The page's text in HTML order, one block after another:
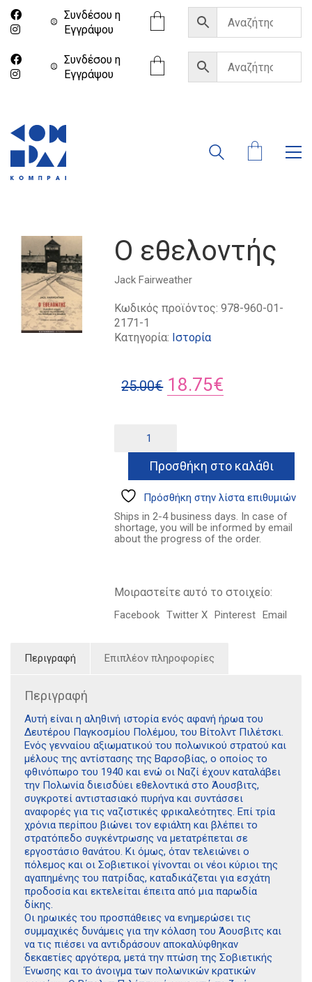
Συνδέσου η
Eγγράψου
Συνδέσου η
Eγγράψου
Ο εθελοντής
Jack Fairweather
Κωδικός προϊόντος:978-960-01-
2171-1
Κατηγορία: Ιστορία
25.00€ Original
25.00€.
18.75€
είναι:
18.75€.
εθελοντής
ποσότητα
Προσθήκη στο καλάθι
Πρόσθήκη στην λίστα επιθυμιών
Ships in 2-4 business days. In case of
shortage, you will be informed by email
about the progress of the order.
Μοιραστείτε αυτό το στοιχείο:
Facebook Twitter X Pinterest Email
Περιγραφή Επιπλέον πληροφορίες
Περιγραφή
Aυτή είναι η αληθινή ιστορία ενός αφανή ήρωα του
Δευτέρου Παγκοσμίου Πολέμου, του Βίτολντ Πιλέτσκι.
Ενός γενναίου αξιωματικού του πολωνικού στρατού και
μέλους της αντίστασης της Βαρσοβίας, ο οποίος το
φθινόπωρο του 1940 και ενώ οι Ναζί έχουν καταλάβει
την Πολωνία διεισδύει εθελοντικά στο Άουσβιτς,
συγκροτεί αντιστασιακό πυρήνα και συντάσσει
αναφορές για τις ναζιστικές φρικαλεότητες. Επί τρία
χρόνια περίπου βιώνει τον εφιάλτη και βλέπει το
στρατόπεδο συγκέντρωσης να μετατρέπεται σε
εργοστάσιο θανάτου. Κι όμως, όταν τελειώνει ο
πόλεμος και οι Σοβιετικοί γίνονται οι νέοι κύριοι της
αγαπημένης του πατρίδας, καταδικάζεται για εσχάτη
προδοσία και εκτελείται έπειτα από μια παρωδία
δίκης.
Οι ηρωικές του προσπάθειες να ενημερώσει τις
συμμαχικές δυνάμεις για την κόλαση του Άουσβιτς και
να τις πιέσει να αντιδράσουν αποκαλύφθηκαν
δεκαετίες αργότερα, μετά την πτώση της Σοβιετικής
Ένωσης και το άνοιγμα των πολωνικών κρατικών